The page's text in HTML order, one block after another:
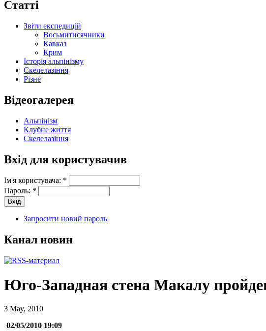
Статті
Звіти експедицій
Восьмитисячники
Кавказ
Крим
Історія альпінізму
Скелелазіння
Різне
Відеогалерея
Альпінізм
Клубне життя
Скелелазіння
Вхід для користувачив
Ім'я користувача: *
Пароль: *
Запросити новий пароль
Канал новин
Юго-Западная стена Макалу
3 May, 2010
02/05/2010 19:09